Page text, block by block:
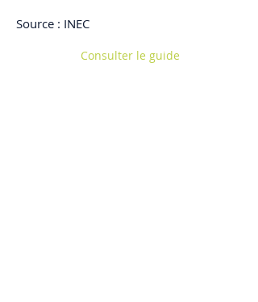
Source : INEC
Consulter le guide